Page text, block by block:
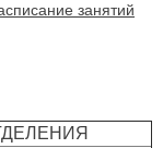
занятий